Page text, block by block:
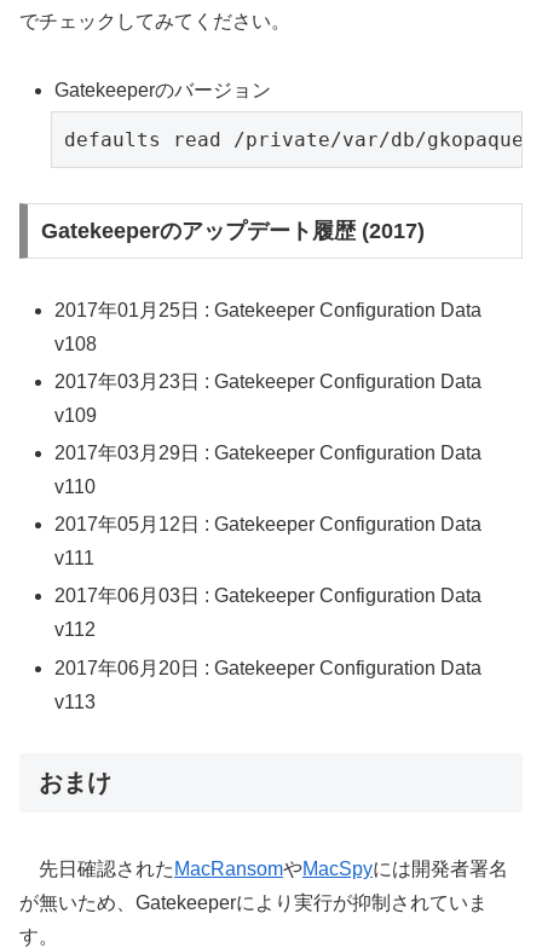
でチェックしてみてください。
Gatekeeperのバージョン
defaults read /private/var/db/
Gatekeeperのアップデート履歴 (2017)
2017年01月25日 : Gatekeeper Configuration Data
v108
2017年03月23日 : Gatekeeper Configuration Data
v109
2017年03月29日 : Gatekeeper Configuration Data
v110
2017年05月12日 : Gatekeeper Configuration Data
v111
2017年06月03日 : Gatekeeper Configuration Data
v112
2017年06月20日 : Gatekeeper Configuration Data
v113
おまけ
先日確認された MacRansomやMacSpyには開発者署名
が無いため、Gatekeeperにより実行が抑制されていま
す。